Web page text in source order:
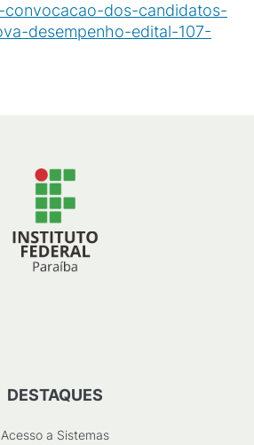
convocacao-dos-candidatos-
desempenho-edital-107-
DESTAQUES
Acesso a Sistemas